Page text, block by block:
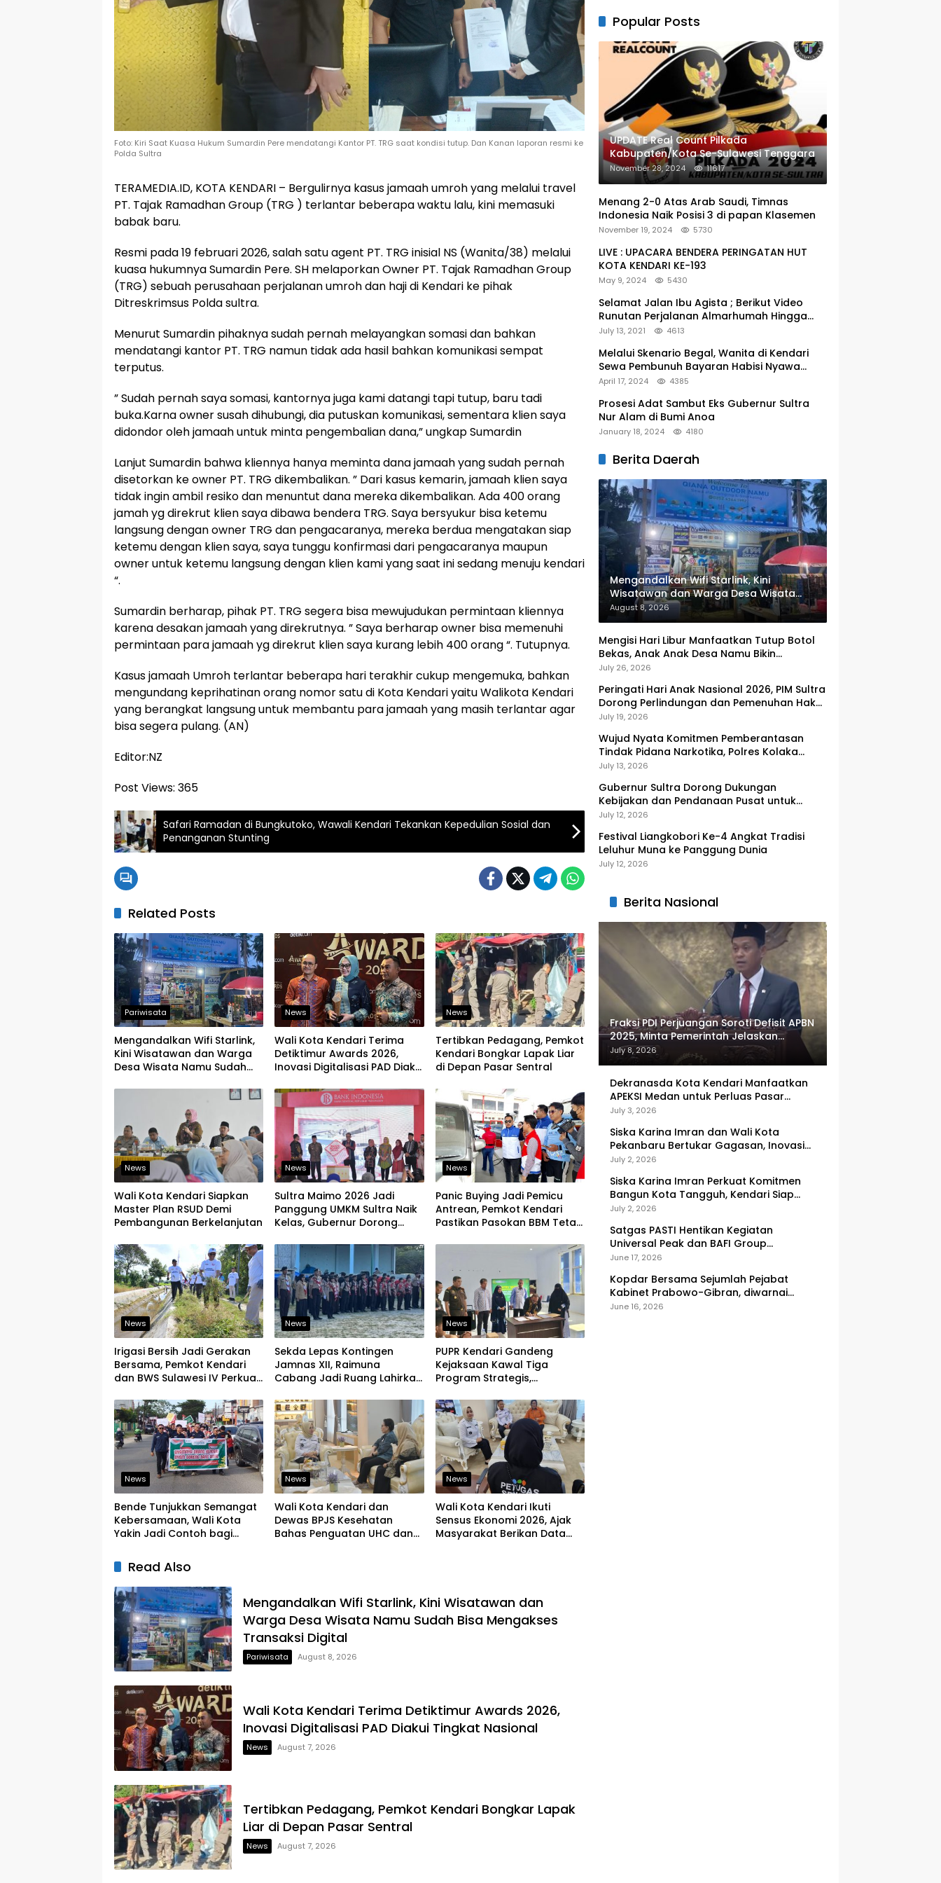
Foto: Kiri Saat Kuasa Hukum Sumardin Pere mendatangi Kantor PT. TRG saat kondisi tutup. Dan Kanan laporan resmi ke
Polda Sultra
TERAMEDIA.ID, KOTA KENDARI – Bergulirnya kasus jamaah umroh yang melalui travel
PT. Tajak Ramadhan Group (TRG ) terlantar beberapa waktu lalu, kini memasuki
babak baru.
Resmi pada 19 februari 2026, salah satu agent PT. TRG inisial NS (Wanita/38) melalui
kuasa hukumnya Sumardin Pere. SH melaporkan Owner PT. Tajak Ramadhan Group
(TRG) sebuah perusahaan perjalanan umroh dan haji di Kendari ke pihak
Ditreskrimsus Polda sultra.
Menurut Sumardin pihaknya sudah pernah melayangkan somasi dan bahkan
mendatangi kantor PT. TRG namun tidak ada hasil bahkan komunikasi sempat
terputus.
” Sudah pernah saya somasi, kantornya juga kami datangi tapi tutup, baru tadi
buka.Karna owner susah dihubungi, dia putuskan komunikasi, sementara klien saya
didondor oleh jamaah untuk minta pengembalian dana,” ungkap Sumardin
Lanjut Sumardin bahwa kliennya hanya meminta dana jamaah yang sudah pernah
disetorkan ke owner PT. TRG dikembalikan. ” Dari kasus kemarin, jamaah klien saya
tidak ingin ambil resiko dan menuntut dana mereka dikembalikan. Ada 400 orang
jamah yg direkrut klien saya dibawa bendera TRG. Saya bersyukur bisa ketemu
langsung dengan owner TRG dan pengacaranya, mereka berdua mengatakan siap
ketemu dengan klien saya, saya tunggu konfirmasi dari pengacaranya maupun
owner untuk ketemu langsung dengan klien kami yang saat ini sedang menuju kendari
“.
Sumardin berharap, pihak PT. TRG segera bisa mewujudukan permintaan kliennya
karena desakan jamaah yang direkrutnya. ” Saya berharap owner bisa memenuhi
permintaan para jamaah yg direkrut klien saya kurang lebih 400 orang “. Tutupnya.
Kasus jamaah Umroh terlantar beberapa hari terakhir cukup mengemuka, bahkan
mengundang keprihatinan orang nomor satu di Kota Kendari yaitu Walikota Kendari
yang berangkat langsung untuk membantu para jamaah yang masih terlantar agar
bisa segera pulang. (AN)
Editor:NZ
Post Views: 365
Safari Ramadan di Bungkutoko, Wawali Kendari Tekankan Kepedulian Sosial dan
Penanganan Stunting
Related Posts
Pariwisata
Mengandalkan Wifi Starlink,
Kini Wisatawan dan Warga
Desa Wisata Namu Sudah
Digital
News
Wali Kota Kendari Terima
Detiktimur Awards 2026,
Inovasi Digitalisasi PAD Diakui
News
Tertibkan Pedagang, Pemkot
Kendari Bongkar Lapak Liar
di Depan Pasar Sentral
News
Wali Kota Kendari Siapkan
Master Plan RSUD Demi
Pembangunan Berkelanjutan
News
Sultra Maimo 2026 Jadi
Panggung UMKM Sultra Naik
Kelas, Gubernur Dorong
Ekspor
News
Panic Buying Jadi Pemicu
Antrean, Pemkot Kendari
Pastikan Pasokan BBM Tetap
News
Irigasi Bersih Jadi Gerakan
Bersama, Pemkot Kendari
dan BWS Sulawesi IV Perkuat
News
Sekda Lepas Kontingen
Jamnas XII, Raimuna
Cabang Jadi Ruang Lahirkan
Pemimpin
News
PUPR Kendari Gandeng
Kejaksaan Kawal Tiga
Program Strategis,
Infrastruktur Berintegritas
News
Bende Tunjukkan Semangat
Kebersamaan, Wali Kota
Yakin Jadi Contoh bagi
News
Wali Kota Kendari dan
Dewas BPJS Kesehatan
Bahas Penguatan UHC dan
News
Wali Kota Kendari Ikuti
Sensus Ekonomi 2026, Ajak
Masyarakat Berikan Data
Read Also
Mengandalkan Wifi Starlink, Kini Wisatawan dan
Warga Desa Wisata Namu Sudah Bisa Mengakses
Transaksi Digital
Pariwisata August 8, 2026
Wali Kota Kendari Terima Detiktimur Awards 2026,
Inovasi Digitalisasi PAD Diakui Tingkat Nasional
News August 7, 2026
Tertibkan Pedagang, Pemkot Kendari Bongkar Lapak
Liar di Depan Pasar Sentral
News August 7, 2026
Popular Posts
UPDATE Real Count Pilkada
Kabupaten/Kota Se-Sulawesi Tenggara
November 28, 2024 11617
Menang 2-0 Atas Arab Saudi, Timnas
Indonesia Naik Posisi 3 di papan Klasemen
November 19, 2024 5730
LIVE : UPACARA BENDERA PERINGATAN HUT
KOTA KENDARI KE-193
May 9, 2024 5430
Selamat Jalan Ibu Agista ; Berikut Video
Runutan Perjalanan Almarhumah Hingga
Menuju Peristirahatan Terakhir
July 13, 2021 4613
Melalui Skenario Begal, Wanita di Kendari
Sewa Pembunuh Bayaran Habisi Nyawa
Mertuanya
April 17, 2024 4385
Prosesi Adat Sambut Eks Gubernur Sultra
Nur Alam di Bumi Anoa
January 18, 2024 4180
Berita Daerah
Mengandalkan Wifi Starlink, Kini
Wisatawan dan Warga Desa Wisata
Namu Sudah Bisa Mengakses Transaksi
Digital
August 8, 2026
Mengisi Hari Libur Manfaatkan Tutup Botol
Bekas, Anak Anak Desa Namu Bikin
Gantungan Kunci Bernilai Ekonomi
July 26, 2026
Peringati Hari Anak Nasional 2026, PIM Sultra
Dorong Perlindungan dan Pemenuhan Hak
Anak Pesisir
July 19, 2026
Wujud Nyata Komitmen Pemberantasan
Tindak Pidana Narkotika, Polres Kolaka
Gagalkan Peredaran 3 Kg Sabu-Sabu
July 13, 2026
Gubernur Sultra Dorong Dukungan
Kebijakan dan Pendanaan Pusat untuk
Pengembangan Kawasan Liangkobhori
July 12, 2026
Festival Liangkobori Ke-4 Angkat Tradisi
Leluhur Muna ke Panggung Dunia
July 12, 2026
Berita Nasional
Fraksi PDI Perjuangan Soroti Defisit APBN
2025, Minta Pemerintah Jelaskan
Sejumlah Target yang Tak Tercapai
July 8, 2026
Dekranasda Kota Kendari Manfaatkan
APEKSI Medan untuk Perluas Pasar
UMKM, Tenun Lokal Jadi Primadona
July 3, 2026
Siska Karina Imran dan Wali Kota
Pekanbaru Bertukar Gagasan, Inovasi
Peningkatan PAD Jadi Fokus Diskusi
July 2, 2026
Siska Karina Imran Perkuat Komitmen
Bangun Kota Tangguh, Kendari Siap
Hadapi Tantangan Pangan dan
July 2, 2026
Satgas PASTI Hentikan Kegiatan
Universal Peak dan BAFI Group
Indonesia
June 17, 2026
Kopdar Bersama Sejumlah Pejabat
Kabinet Prabowo-Gibran, diwarnai
Kericuhan
June 16, 2026